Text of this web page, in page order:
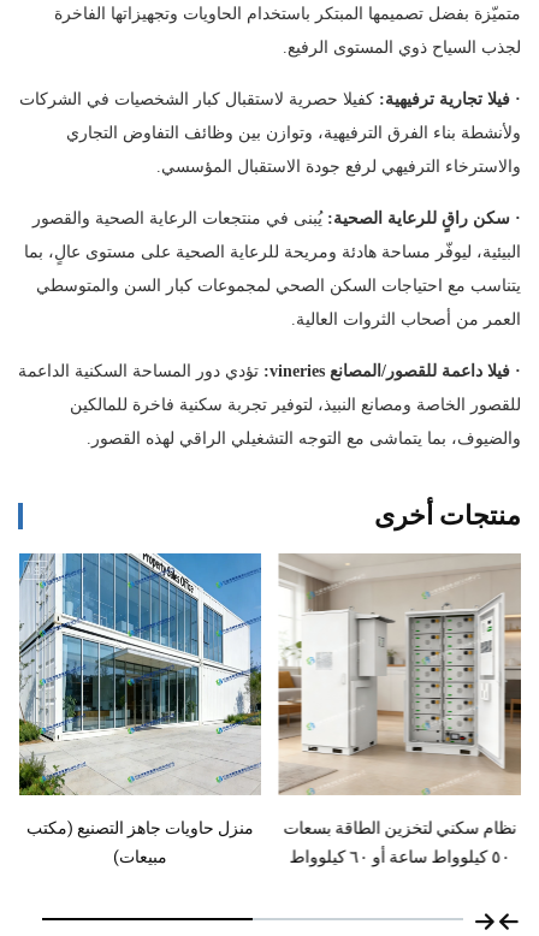
متميّزة بفضل تصميمها المبتكر باستخدام الحاويات وتجهيزاتها الفاخرة
لجذب السياح ذوي المستوى الرفيع.
· فيلا تجارية ترفيهية: كفيلا حصرية لاستقبال كبار الشخصيات في الشركات
ولأنشطة بناء الفرق الترفيهية، وتوازن بين وظائف التفاوض التجاري
والاسترخاء الترفيهي لرفع جودة الاستقبال المؤسسي.
· سكن راقٍ للرعاية الصحية:يُبنى في منتجعات الرعاية الصحية والقصور
البيئية، ليوفّر مساحة هادئة ومريحة للرعاية الصحية على مستوى عالٍ، بما
يتناسب مع احتياجات السكن الصحي لمجموعات كبار السن والمتوسطي
العمر من أصحاب الثروات العالية.
· فيلا داعمة للقصور/المصانع vineries:
تؤدي دور المساحة السكنية الداعمة
للقصور الخاصة ومصانع النبيذ، لتوفير تجربة سكنية فاخرة للمالكين
والضيوف، بما يتماشى مع التوجه التشغيلي الراقي لهذه القصور.
منتجات أخرى
منزل حاويات جاهز التصنيع (مكتب
مبيعات)
منزل حاويات جاهز التصنيع (مطعم)